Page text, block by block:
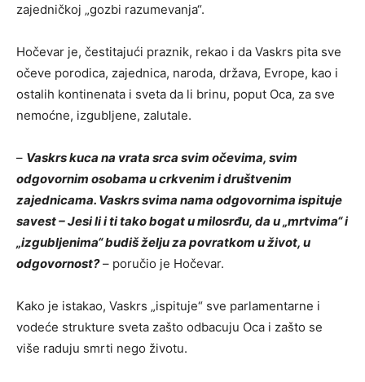
zajedničkoj „gozbi razumevanja“.
Hočevar je, čestitajući praznik, rekao i da Vaskrs pita sve
očeve porodica, zajednica, naroda, država, Evrope, kao i
ostalih kontinenata i sveta da li brinu, poput Oca, za sve
nemoćne, izgubljene, zalutale.
– Vaskrs kuca na vrata srca svim očevima, svim
odgovornim osobama u crkvenim i društvenim
zajednicama. Vaskrs svima nama odgovornima ispituje
savest– Jesi li i ti tako bogat u milosrđu, da u „mrtvima“ i
„izgubljenima“ budiš želju za povratkom u život, u
odgovornost?– poručio je Hočevar.
Kako je istakao, Vaskrs „ispituje“ sve parlamentarne i
vodeće strukture sveta zašto odbacuju Oca i zašto se
više raduju smrti nego životu.